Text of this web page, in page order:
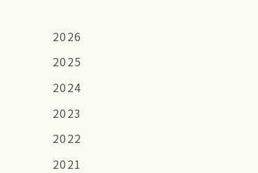
2026
2025
2024
2023
2022
2021